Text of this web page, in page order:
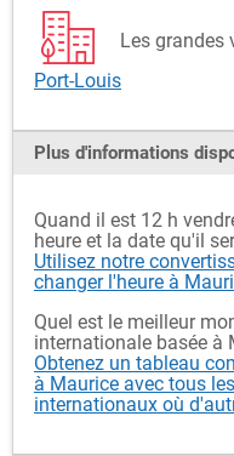
Les grandes
Port-Louis
Plus d'informations
Quand il est 12 h
heure et la date qu'il
Utilisez notre
changer l'heure à
Quel est le meilleur
internationale basée à
Obtenez un tableau
à Maurice avec tous
internationaux où